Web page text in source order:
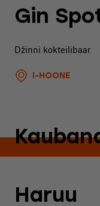
Gin
Džinni kokteilibaar
I-HOONE
Haruu